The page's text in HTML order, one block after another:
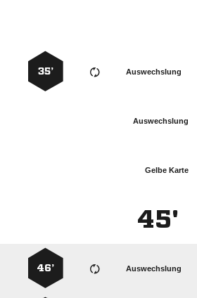
Auswechslung
35’
Auswechslung
Gelbe Karte
45'
Auswechslung
46’